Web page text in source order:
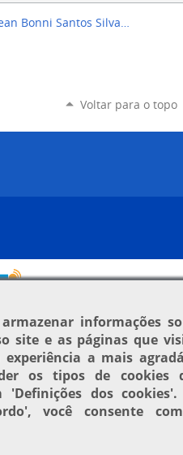
Bonni Santos Silva…
Voltar para o topo
informações
site e as páginas que
a mais
os tipos de cookies
'Definições dos cookies'.
, você consente